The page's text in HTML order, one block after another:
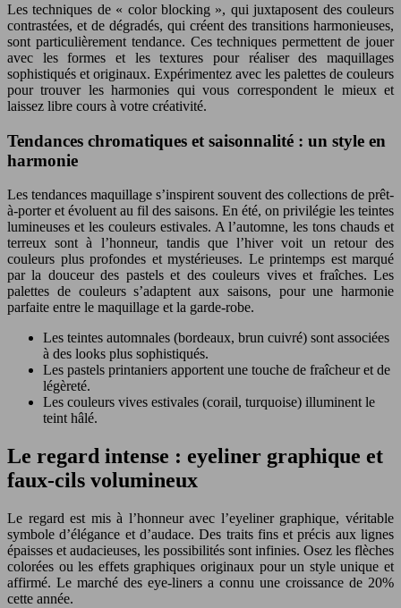
Les techniques de « color blocking », qui juxtaposent des couleurs
contrastées, et de dégradés, qui créent des transitions harmonieuses,
sont particulièrement tendance. Ces techniques permettent de jouer
avec les formes et les textures pour réaliser des maquillages
sophistiqués et originaux. Expérimentez avec les palettes de couleurs
pour trouver les harmonies qui vous correspondent le mieux et
laissez libre cours à votre créativité.
Tendances chromatiques et saisonnalité : un style en
harmonie
Les tendances maquillage s’inspirent souvent des collections de prêt-
à-porter et évoluent au fil des saisons. En été, on privilégie les teintes
lumineuses et les couleurs estivales. A l’automne, les tons chauds et
terreux sont à l’honneur, tandis que l’hiver voit un retour des
couleurs plus profondes et mystérieuses. Le printemps est marqué
par la douceur des pastels et des couleurs vives et fraîches. Les
palettes de couleurs s’adaptent aux saisons, pour une harmonie
parfaite entre le maquillage et la garde-robe.
Les teintes automnales (bordeaux, brun cuivré) sont associées
à des looks plus sophistiqués.
Les pastels printaniers apportent une touche de fraîcheur et de
légèreté.
Les couleurs vives estivales (corail, turquoise) illuminent le
teint hâlé.
Le regard intense : eyeliner graphique et
faux-cils volumineux
Le regard est mis à l’honneur avec l’eyeliner graphique, véritable
symbole d’élégance et d’audace. Des traits fins et précis aux lignes
épaisses et audacieuses, les possibilités sont infinies. Osez les flèches
colorées ou les effets graphiques originaux pour un style unique et
affirmé. Le marché des eye-liners a connu une croissance de 20%
cette année.